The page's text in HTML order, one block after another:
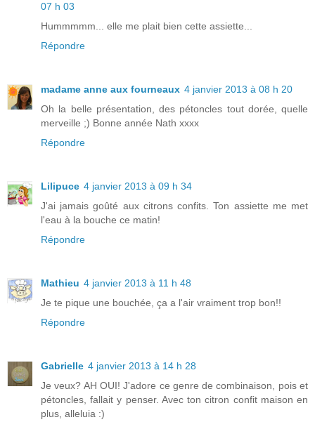
07 h 03
Hummmmm... elle me plait bien cette assiette...
Répondre
madame anne aux fourneaux 4 janvier 2013 à 08 h 20
Oh la belle présentation, des pétoncles tout dorée, quelle
merveille ;) Bonne année Nath xxxx
Répondre
Lilipuce 4 janvier 2013 à 09 h 34
J'ai jamais goûté aux citrons confits. Ton assiette me met
l'eau à la bouche ce matin!
Répondre
Mathieu 4 janvier 2013 à 11 h 48
Je te pique une bouchée, ça a l'air vraiment trop bon!!
Répondre
Gabrielle 4 janvier 2013 à 14 h 28
Je veux? AH OUI! J'adore ce genre de combinaison, pois et
pétoncles, fallait y penser. Avec ton citron confit maison en
plus, alleluia :)